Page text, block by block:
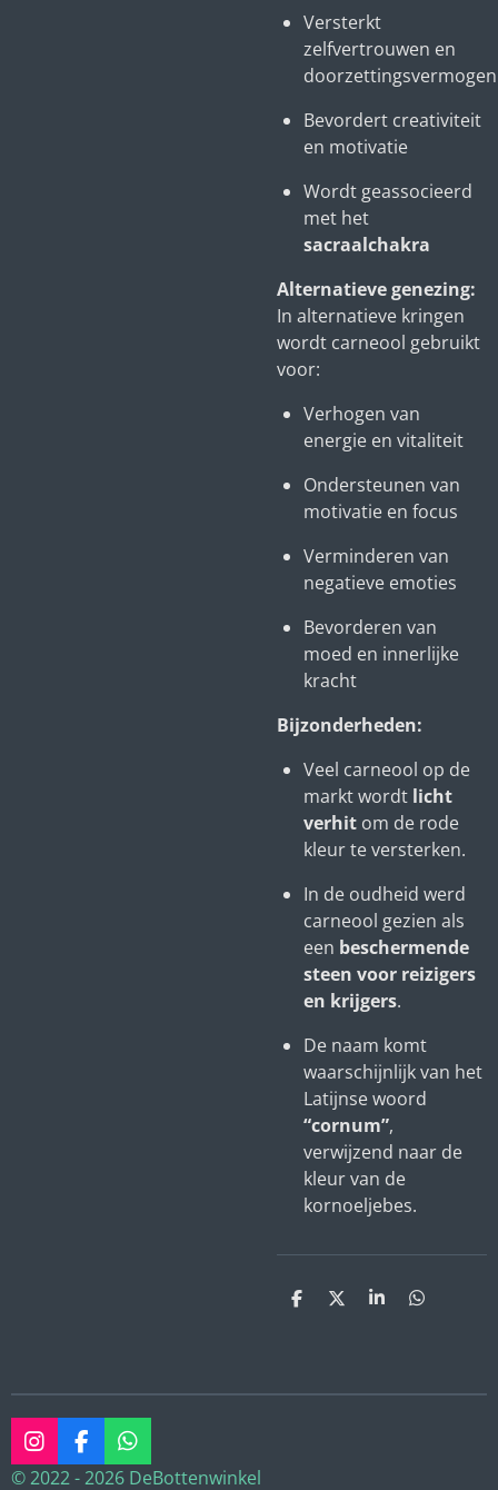
Versterkt
zelfvertrouwen en
doorzettingsvermogen
Bevordert creativiteit
en motivatie
Wordt geassocieerd
met het
sacraalchakra
Alternatieve genezing:
In alternatieve kringen
wordt carneool gebruikt
voor:
Verhogen van
energie en vitaliteit
Ondersteunen van
motivatie en focus
Verminderen van
negatieve emoties
Bevorderen van
moed en innerlijke
kracht
Bijzonderheden:
Veel carneool op de
markt wordt licht
verhit om de rode
kleur te versterken.
In de oudheid werd
carneool gezien als
een beschermende
steen voor reizigers
en krijgers.
De naam komt
waarschijnlijk van het
Latijnse woord
“cornum”,
verwijzend naar de
kleur van de
kornoeljebes.
D
D
S
D
I
n
F
a
W
h
© 2022 - 2026 DeBottenwinkel